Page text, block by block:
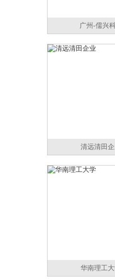
广州-儒兴
清远清田
华南理工